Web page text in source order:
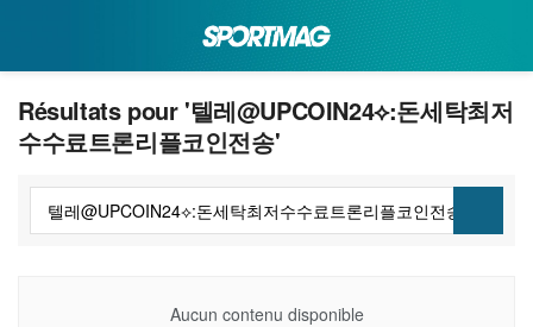
Résultats pour '텔레@UPCOIN24⟡:돈세탁최저
수수료트론리플코인전송'
Aucun contenu disponible